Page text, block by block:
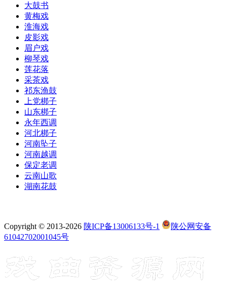
大鼓书
黄梅戏
淮海戏
皮影戏
眉户戏
柳琴戏
莲花落
采茶戏
祁东渔鼓
上党梆子
山东梆子
永年西调
河北梆子
河南坠子
河南越调
保定老调
云南山歌
湖南花鼓
Copyright © 2013-2026 陕ICP备13006133号-1
陕公网安备
61042702001045号